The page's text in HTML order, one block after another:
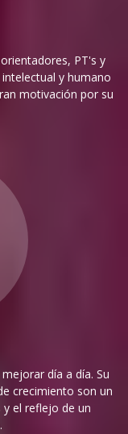
PT's y
y humano
motivación por su
día a día. Su
crecimiento son un
el reflejo de un